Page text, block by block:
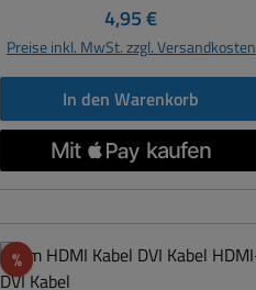
VGA Kabel an den DVI-A Eingang
eines Monitors. Der Adapter ist
somit beidseitig verwendbar. Es
werden nur analoge Signale
unterstützt. DVI-A 12+5 Stecker
an 15pol HD Buchse VGA Farbe:
Schwarz Schirmung vergoldet
Rändelschrauben auf der DVI Seite
Regulärer Preis:
4,95 €
Preise inkl. MwSt. zzgl. Versandkosten
In den Warenkorb
%Rabatt